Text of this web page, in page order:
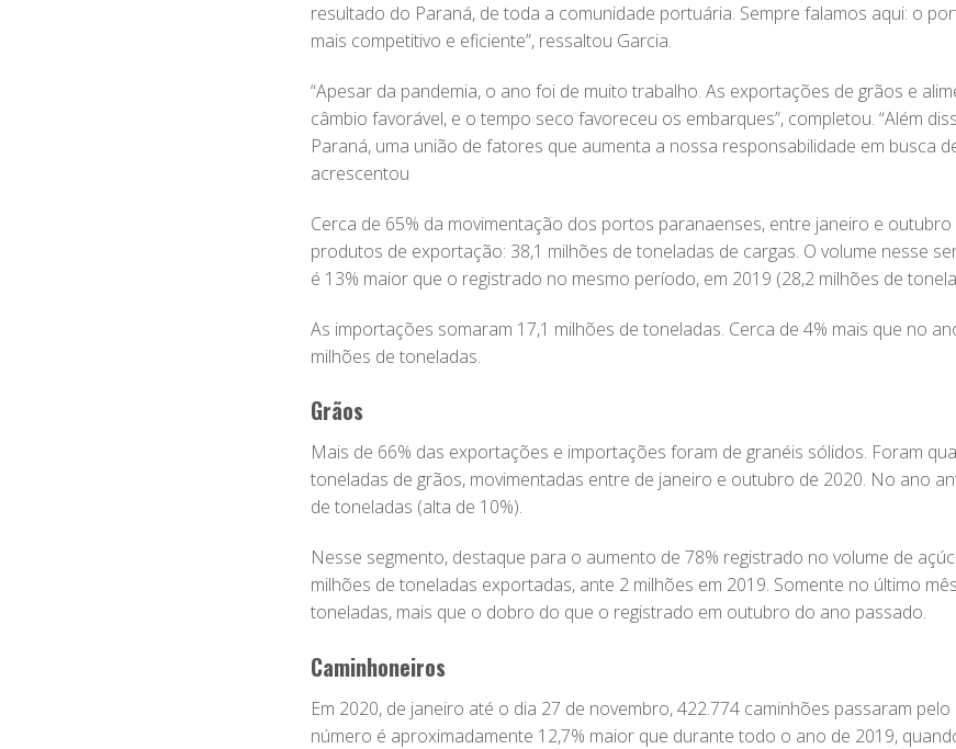
resultado do Paraná, de toda a comunidade portuária. Sempre falamos aqui: o
mais competitivo e eficiente”, ressaltou Garcia.
“Apesar da pandemia, o ano foi de muito trabalho. As exportações de grãos e
câmbio favorável, e o tempo seco favoreceu os embarques”, completou. “Além
Paraná, uma união de fatores que aumenta a nossa responsabilidade em busca
acrescentou
Cerca de 65% da movimentação dos portos paranaenses, entre janeiro e
produtos de exportação: 38,1 milhões de toneladas de cargas. O volume nesse
é 13% maior que o registrado no mesmo período, em 2019 (28,2 milhões de
As importações somaram 17,1 milhões de toneladas. Cerca de 4% mais que no
milhões de toneladas.
Grãos
Mais de 66% das exportações e importações foram de granéis sólidos. Foram
toneladas de grãos, movimentadas entre de janeiro e outubro de 2020. No ano
de toneladas (alta de 10%).
Nesse segmento, destaque para o aumento de 78% registrado no volume de
milhões de toneladas exportadas, ante 2 milhões em 2019. Somente no último
toneladas, mais que o dobro do que o registrado em outubro do ano passado.
Caminhoneiros
Em 2020, de janeiro até o dia 27 de novembro, 422.774 caminhões passaram
número é aproximadamente 12,7% maior que durante todo o ano de 2019,